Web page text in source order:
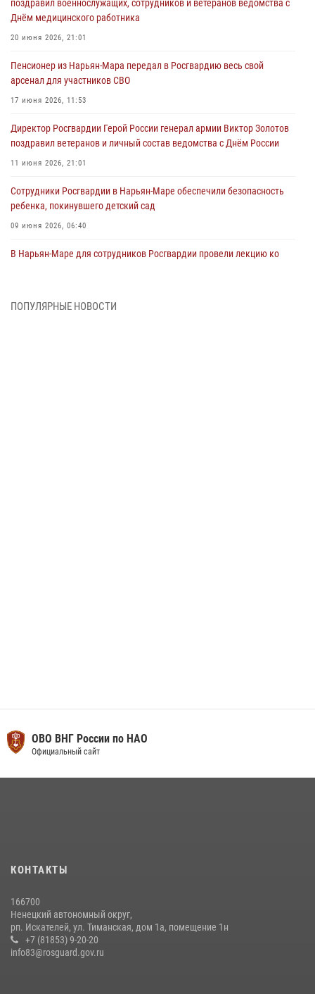
поздравил военнослужащих, сотрудников и ветеранов ведомства с
Днём медицинского работника
20 июня 2026, 21:01
Пенсионер из Нарьян-Мара передал в Росгвардию весь свой
арсенал для участников СВО
17 июня 2026, 11:53
Директор Росгвардии Герой России генерал армии Виктор Золотов
поздравил ветеранов и личный состав ведомства с Днём России
11 июня 2026, 21:01
Сотрудники Росгвардии в Нарьян-Маре обеспечили безопасность
ребенка, покинувшего детский сад
09 июня 2026, 06:40
В Нарьян-Маре для сотрудников Росгвардии провели лекцию ко
ПОПУЛЯРНЫЕ НОВОСТИ
ОВО ВНГ России по НАО
Официальный сайт
КОНТАКТЫ
166700
Ненецкий автономный округ,
рп. Искателей, ул. Тиманская, дом 1а, помещение 1н
+7 (81853) 9-20-20
info83@rosguard.gov.ru